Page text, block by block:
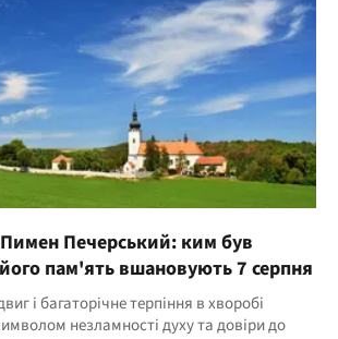
Печерський: ким був
пам'ять вшановують 7 серпня
і багаторічне терпіння в хворобі
незламності духу та довіри до